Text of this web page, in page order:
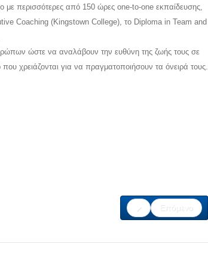
με περισσότερες από 150 ώρες one-to-one εκπαίδευσης,
Coaching (Kingstown College), το Diploma in Team and
ώστε να αναλάβουν την ευθύνη της ζωής τους σε
χρειάζονται για να πραγματοποιήσουν τα όνειρά τους.
Επόμενο